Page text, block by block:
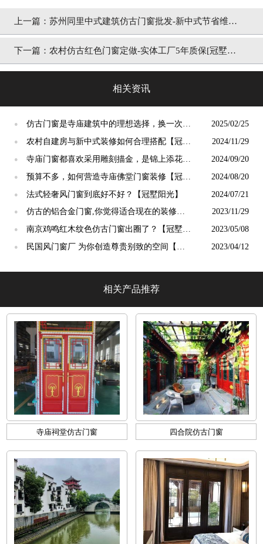
上一篇： 苏州同里中式建筑仿古门窗批发-新中式节省维护
费[冠墅阳光]
下一篇： 农村仿古红色门窗定做-实体工厂5年质保[冠墅阳
相关资讯
●
仿古门窗是寺庙建筑中的理想选择，换一次用
终生【冠墅阳光】
2025/02/25
●
农村自建房与新中式装修如何合理搭配【冠墅
阳光】
2024/11/29
●
寺庙门窗都喜欢采用雕刻描金，是锦上添花
吗？【冠墅阳光】
2024/09/20
●
预算不多，如何营造寺庙佛堂门窗装修【冠墅
阳光】
2024/08/20
● 法式轻奢风门窗到底好不好？【冠墅阳光】 2024/07/21
●
仿古的铝合金门窗,你觉得适合现在的装修吗?
【冠墅阳光】
2023/11/29
●
南京鸡鸣红木纹色仿古门窗出圈了？【冠墅阳
光】
2023/05/08
●
民国风门窗厂 为你创造尊贵别致的空间【冠
2023/04/12
相关产品推荐
寺庙祠堂仿古门窗 四合院仿古门窗